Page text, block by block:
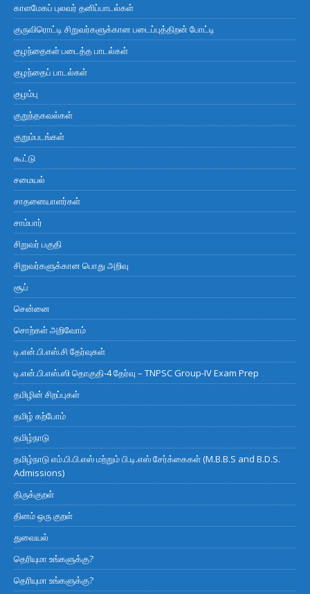
காளமேகப் புலவர் தனிப்பாடல்கள்
குருவிரொட்டி சிறுவர்களுக்கான படைப்புத்திறன் போட்டி
குழந்தைகள் படைத்த பாடல்கள்
குழந்தைப் பாடல்கள்
குழம்பு
குறுந்தகவல்கள்
குறும்படங்கள்
கூட்டு
சமையல்
சாதனையாளர்கள்
சாம்பார்
சிறுவர் பகுதி
சிறுவர்களுக்கான பொது அறிவு
சூப்
சென்னை
சொற்கள் அறிவோம்
டி.என்.பி.எஸ்.சி தேர்வுகள்
டி.என்.பி.எஸ்.ஸி தொகுதி-4 தேர்வு – TNPSC Group-IV Exam Prep
தமிழின் சிறப்புகள்
தமிழ் கற்போம்
தமிழ்நாடு
தமிழ்நாடு எம்.பி.பி.எஸ் மற்றும் பி.டி.எஸ் சேர்க்கைகள் (M.B.B.S and B.D.S.
Admissions)
திருக்குறள்
தினம் ஒரு குறள்
துவையல்
தெரியுமா உங்களுக்கு?
தெரியுமா உங்களுக்கு?